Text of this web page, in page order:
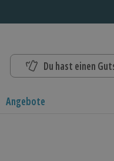
Du hast einen
Angebote